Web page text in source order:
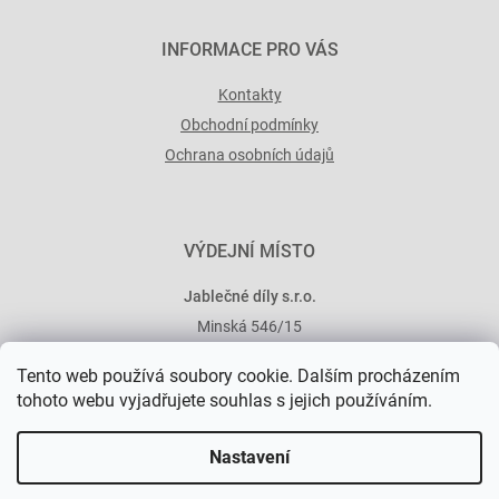
Tento web používá soubory cookie. Dalším procházením
tohoto webu vyjadřujete souhlas s jejich používáním.
Nastavení
INFORMACE PRO VÁS
Kontakty
Obchodní podmínky
Ochrana osobních údajů
VÝDEJNÍ MÍSTO
Jablečné díly s.r.o.
Minská 546/15
Vytvořil Shoptet Premium